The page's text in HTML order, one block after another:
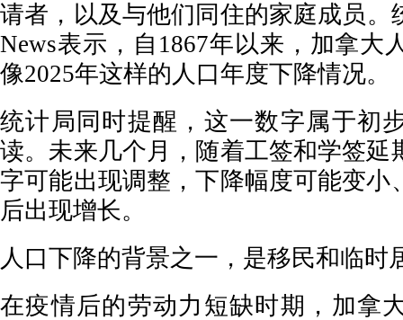
请者，以及与他们同住的家庭成员。
News表示，自1867年以来，加拿大
像2025年这样的人口年度下降情况。
统计局同时提醒，这一数字属于初
读。未来几个月，随着工签和学签延
字可能出现调整，下降幅度可能变小
后出现增长。
人口下降的背景之一，是移民和临时
在疫情后的劳动力短缺时期，加拿